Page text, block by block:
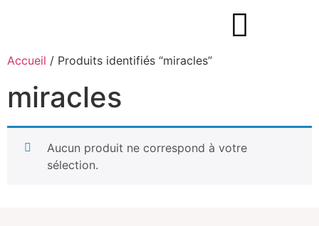
Accueil / Produits identifiés “miracles”
miracles
Aucun produit ne correspond à votre
sélection.